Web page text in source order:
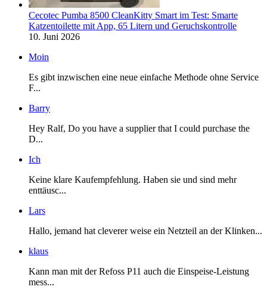
Cecotec Pumba 8500 CleanKitty Smart im Test: Smarte
Katzentoilette mit App, 65 Litern und Geruchskontrolle
10. Juni 2026
Moin
Es gibt inzwischen eine neue einfache Methode ohne Service
F...
Barry
Hey Ralf, Do you have a supplier that I could purchase the
D...
Ich
Keine klare Kaufempfehlung. Haben sie und sind mehr
enttäusc...
Lars
Hallo, jemand hat cleverer weise ein Netzteil an der Klinken...
klaus
Kann man mit der Refoss P11 auch die Einspeise-Leistung
mess...